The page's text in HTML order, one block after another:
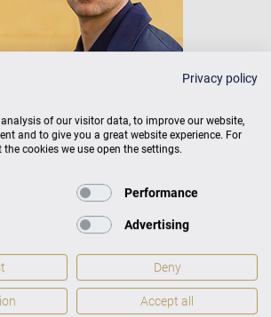
творчества Скрябина с
Шопена очевидна уже
впечатлении от
Не только музыка
но и сами названия –
ноктюрны и этюды –
те жанры, которые
Privacy policy
of our visitor data, to improve our website,
and to give you a great website experience. For
cookies we use open the settings.
Performance
Advertising
Deny
Accept all